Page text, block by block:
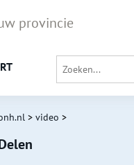
provincie
> video >